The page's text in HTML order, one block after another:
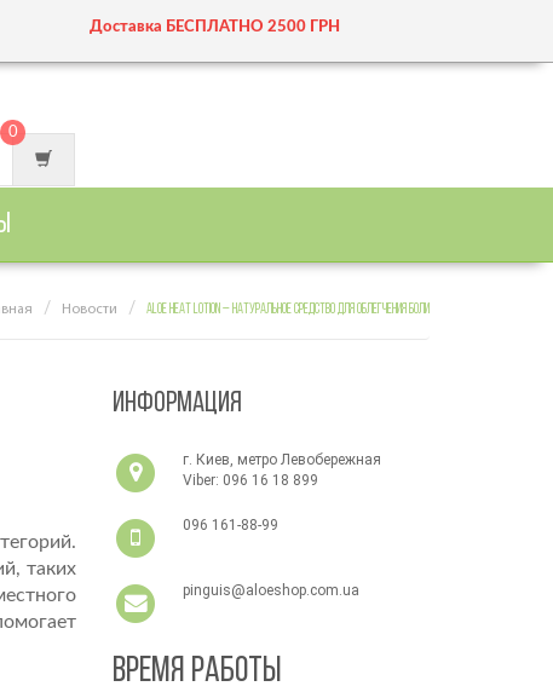
Доставка БЕСПЛАТНО 2500 ГРН
0
Новости ALOE HEAT LOTION – НАТУРАЛЬНОЕ СРЕДСТВО ДЛЯ ОБЛЕГЧЕНИЯ БОЛИ
таких
ИНФОРМАЦИЯ
г. Киев, метро Левобережная
Viber: 096 16 18 899
096 161-88-99
pinguis@aloeshop.com.ua
ВРЕМЯ РАБОТЫ